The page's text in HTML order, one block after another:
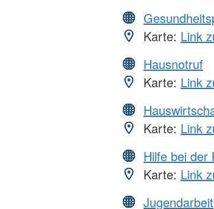
Karte: Link
Hausnotruf
Karte: Link
Karte: Link
Hilfe bei der
Karte: Link
Jugendarbeit